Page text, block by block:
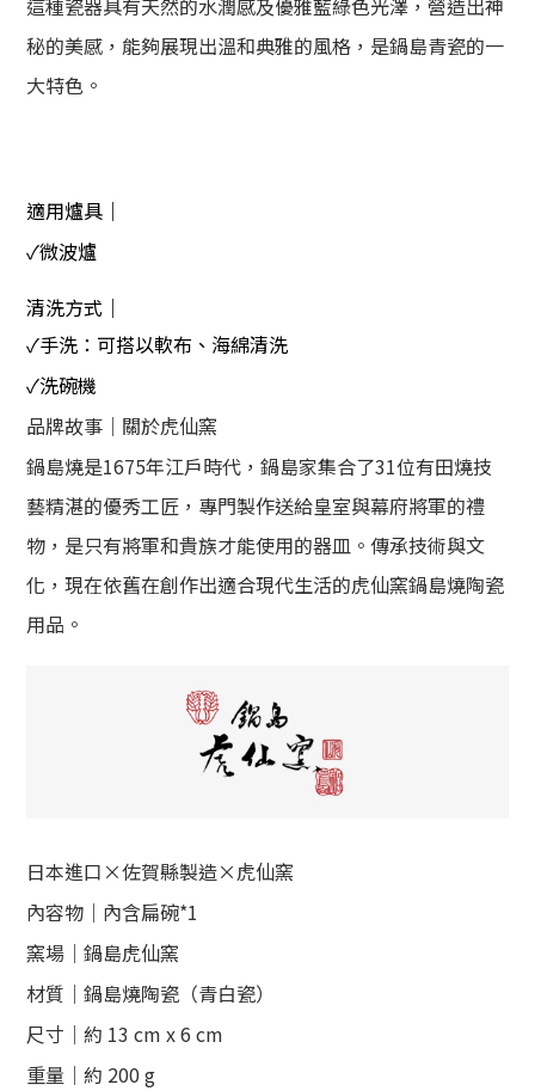
秘的美感，能夠展現出溫和典雅的風格， 是鍋島青瓷的一
大特色。
適用爐具｜
✓微波爐
清洗方式｜
✓手洗：可搭以軟布、海綿清洗
✓洗碗機
品牌故事｜關於虎仙窯
鍋島燒是1675年江戶時代，鍋島家集合了31位有田燒技
藝精湛的優秀工匠，專門製作送給皇室與幕府將軍的禮
物，是只有將軍和貴族才能使用的器皿。傳承技術與文
化，現在依舊在創作出適合現代生活的虎仙窯鍋島燒陶瓷
用品。
日本進口×佐賀縣製造×虎仙窯
內容物｜內含扁碗*1
窯場｜ 鍋島虎仙窯
材質｜ 鍋島燒陶瓷（青白瓷）
尺寸｜約 13 cm x 6 cm
重量｜約 200 g